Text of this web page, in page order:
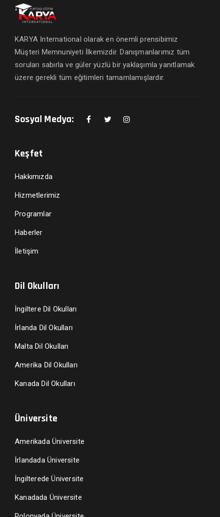
KARYA International olarak en önemli prensibimiz
Müşteri Memnuniyeti İlkemizdir. Danışmanlarımız tüm
soruları sabırla ve güler yüzlü bir yaklaşımla yanıtlamak
üzere gerekli tüm eğitimleri tamamlamışlardır.
Sosyal Medya:
Keşfet
Hakkımızda
Hizmetlerimiz
Programlar
Haberler
İletişim
Dil Okulları
İngiltere Dil Okulları
İrlanda Dil Okulları
Malta Dil Okulları
Amerika Dil Okulları
Kanada Dil Okulları
Üniversite
Amerikada Üniversite
İrlandada Üniversite
İngilterede Üniversite
Kanadada Üniversite